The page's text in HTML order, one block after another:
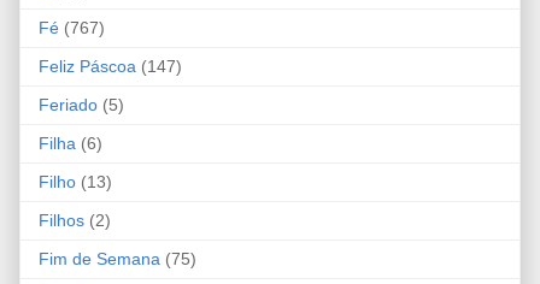
Fé (767)
Feliz Páscoa (147)
Feriado (5)
Filha (6)
Filho (13)
Filhos (2)
Fim de Semana (75)